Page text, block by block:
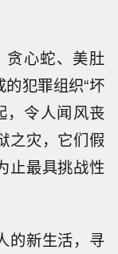
贪心蛇、美肚
犯罪组织“坏
，令人闻风丧
之灾，它们假
止最具挑战性
的新生活，寻